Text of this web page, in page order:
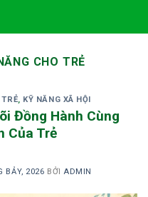
CHO TRẺ
, KỸ NĂNG XÃ HỘI
Đồng Hành Cùng
Của Trẻ
BẢY, 2026 BỞI ADMIN